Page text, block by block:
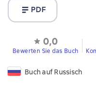
PDF
0,0
Bewerten Sie das Buch
Buch auf Russisch